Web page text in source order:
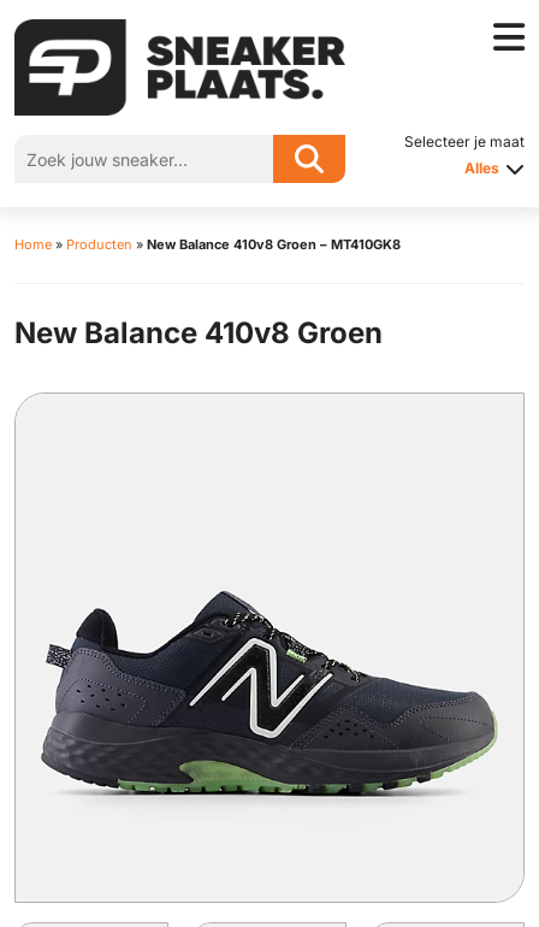
Selecteer je maat
Alles
Home » Producten » New Balance 410v8 Groen – MT410GK8
New Balance 410v8 Groen